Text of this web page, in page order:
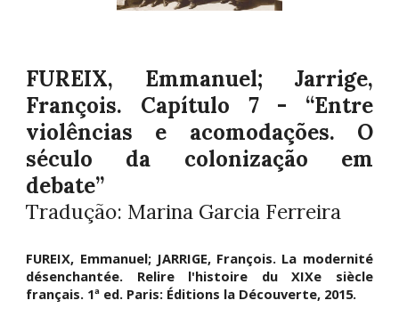
FUREIX, Emmanuel; Jarrige,
François. Capítulo 7 - “Entre
violências e acomodações. O
século da colonização em
debate”
Tradução: Marina Garcia Ferreira
FUREIX, Emmanuel; JARRIGE, François. La modernité
désenchantée. Relire l'histoire du XIXe siècle
français. 1ª ed. Paris: Éditions la Découverte, 2015.